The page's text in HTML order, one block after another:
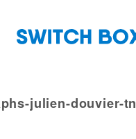
julien-douvier-tn